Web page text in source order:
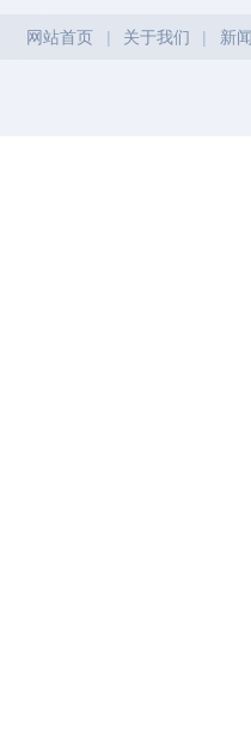
网站首页 | 关于我们 | 新